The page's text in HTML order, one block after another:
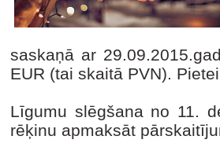
saskaņā ar
EUR (tai skaitā PVN).
Līgumu slēgšana no 11.
rēķinu apmaksāt